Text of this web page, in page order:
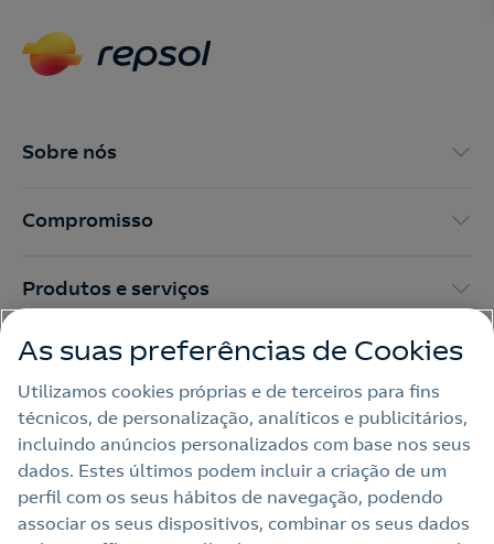
Contacte-nos para novas contratações
Sobre nós
Compromisso
Produtos e serviços
Trabalhar na Repsol
Sala de imprensa
Nota legal
As suas preferências de Cookies
Utilizamos cookies próprias e de terceiros para fins
técnicos, de personalização, analíticos e publicitários,
incluindo anúncios personalizados com base nos seus
dados. Estes últimos podem incluir a criação de um
perfil com os seus hábitos de navegação, podendo
associar os seus dispositivos, combinar os seus dados